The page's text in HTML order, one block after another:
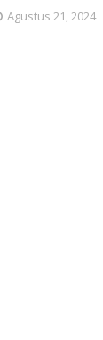
Agustus 21, 2024